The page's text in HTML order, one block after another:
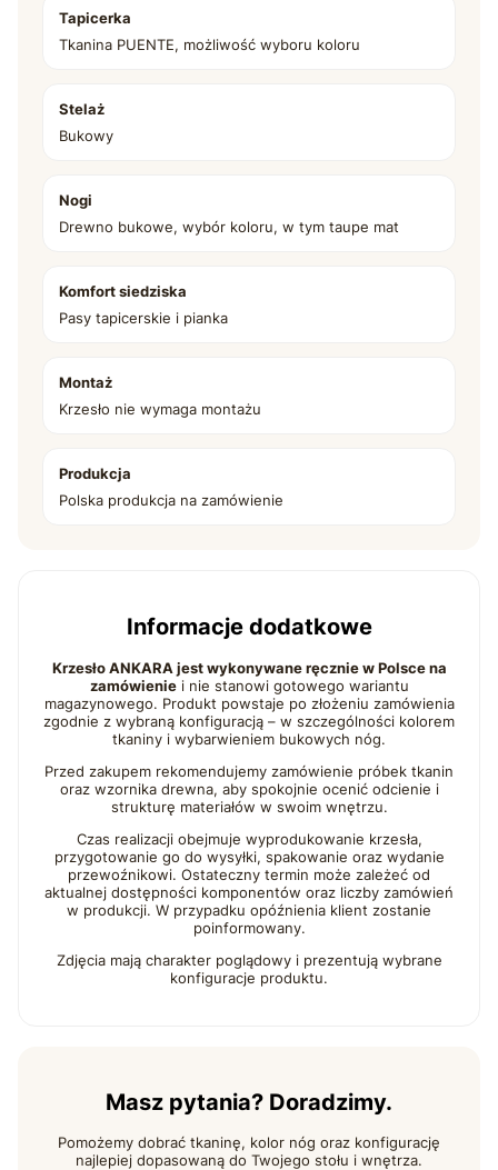
Tapicerka
Tkanina PUENTE, możliwość wyboru koloru
Stelaż
Bukowy
Nogi
Drewno bukowe, wybór koloru, w tym taupe mat
Komfort siedziska
Pasy tapicerskie i pianka
Montaż
Krzesło nie wymaga montażu
Produkcja
Polska produkcja na zamówienie
Informacje dodatkowe
Krzesło ANKARA jest wykonywane ręcznie w Polsce na
zamówieniei nie stanowi gotowego wariantu
magazynowego. Produkt powstaje po złożeniu zamówienia
zgodnie z wybraną konfiguracją – w szczególności kolorem
tkaniny i wybarwieniem bukowych nóg.
Przed zakupem rekomendujemy zamówienie próbek tkanin
oraz wzornika drewna, aby spokojnie ocenić odcienie i
strukturę materiałów w swoim wnętrzu.
Czas realizacji obejmuje wyprodukowanie krzesła,
przygotowanie go do wysyłki, spakowanie oraz wydanie
przewoźnikowi. Ostateczny termin może zależeć od
aktualnej dostępności komponentów oraz liczby zamówień
w produkcji. W przypadku opóźnienia klient zostanie
poinformowany.
Zdjęcia mają charakter poglądowy i prezentują wybrane
konfiguracje produktu.
Masz pytania? Doradzimy.
Pomożemy dobrać tkaninę, kolor nóg oraz konfigurację
najlepiej dopasowaną do Twojego stołu i wnętrza.